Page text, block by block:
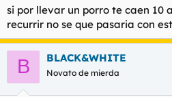
si por llevar un porro te caen 10
recurrir no se que pasaria con
B BLACK&WHITE
Novato de mierda